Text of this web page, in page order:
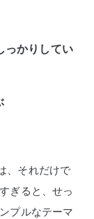
っかりしてい
、それだけで
ぎると、せっ
プルなテーマ